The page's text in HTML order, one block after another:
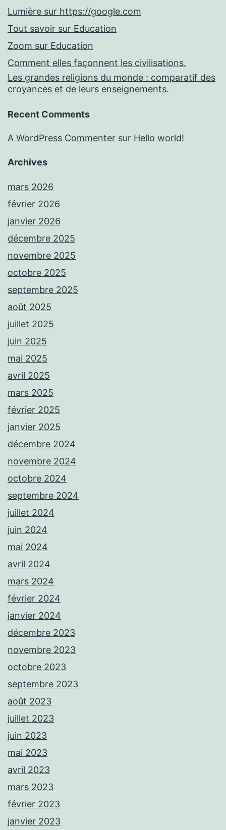
Lumière sur https://google.com
Tout savoir sur Education
Zoom sur Education
Comment elles façonnent les civilisations.
Les grandes religions du monde : comparatif des
croyances et de leurs enseignements.
Recent Comments
A WordPress Commenter sur Hello world!
Archives
mars 2026
février 2026
janvier 2026
décembre 2025
novembre 2025
octobre 2025
septembre 2025
août 2025
juillet 2025
juin 2025
mai 2025
avril 2025
mars 2025
février 2025
janvier 2025
décembre 2024
novembre 2024
octobre 2024
septembre 2024
juillet 2024
juin 2024
mai 2024
avril 2024
mars 2024
février 2024
janvier 2024
décembre 2023
novembre 2023
octobre 2023
septembre 2023
août 2023
juillet 2023
juin 2023
mai 2023
avril 2023
mars 2023
février 2023
janvier 2023